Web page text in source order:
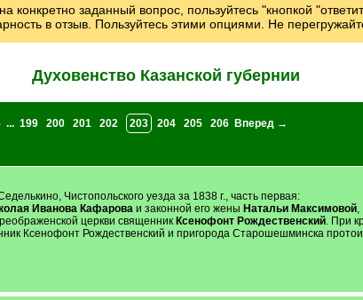
заданный вопрос, пользуйтесь "кнопкой
в отзыв. Пользуйтесь этими опциями. Не
Духовенство Казанской губернии
... 199 200 201 202 203 204 205 206
Вперед →
Чистопольского уезда за 1838 г., часть первая:
Иванова Кафароваи законной его жены Натальи Максимовой,
церкви священник Ксенофонт Рождественский. При
Ксенофонт Рождественский и пригорода Старошешминска